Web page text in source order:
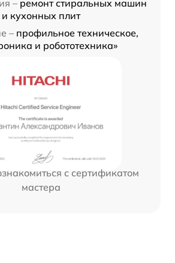
– ремонт стиральных машин
и кухонных плит
– профильное техническое,
и робототехника»
с сертификатом
мастера